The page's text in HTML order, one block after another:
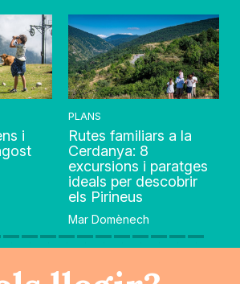
i
PLANS
Rutes familiars a la
Cerdanya: 8
excursions i paratges
ideals per descobrir
els Pirineus
Mar Domènech